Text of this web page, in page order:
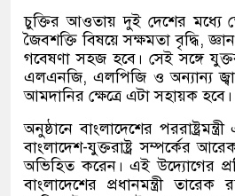
চুক্তির আওতায় দুই দেশের মধ্যে
জৈবশক্তি বিষয়ে সক্ষমতা বৃদ্ধি,
গবেষণা সহজ হবে। সেই সঙ্গে
এলএনজি, এলপিজি ও অন্যান্য
আমদানির ক্ষেত্রে এটা সহায়ক হবে।
অনুষ্ঠানে বাংলাদেশের
বাংলাদেশ-যুক্তরাষ্ট্র সম্পর্কের
অভিহিত করেন। এই উদ্যোগের
বাংলাদেশের প্রধানমন্ত্রী তারেক